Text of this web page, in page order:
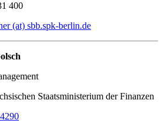
400
(at) sbb.spk-berlin.de
Staatsministerium der Finanzen